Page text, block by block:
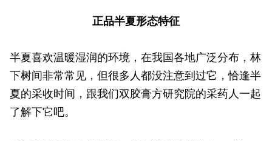
正品半夏形态特征
半夏喜欢温暖湿润的环境，在我国各地广泛分布，林
下树间非常常见，但很多人都没注意到过它，恰逢半
夏的采收时间，跟我们双胶膏方研究院的采药人一起
了解下它吧。